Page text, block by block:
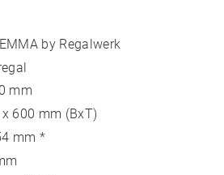
by Regalwerk
mm
600 mm (BxT)
mm *